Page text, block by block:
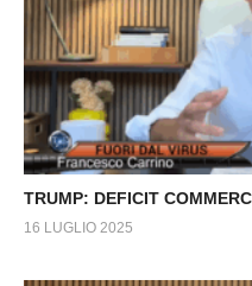
TRUMP: DEFICIT
16 LUGLIO 2025